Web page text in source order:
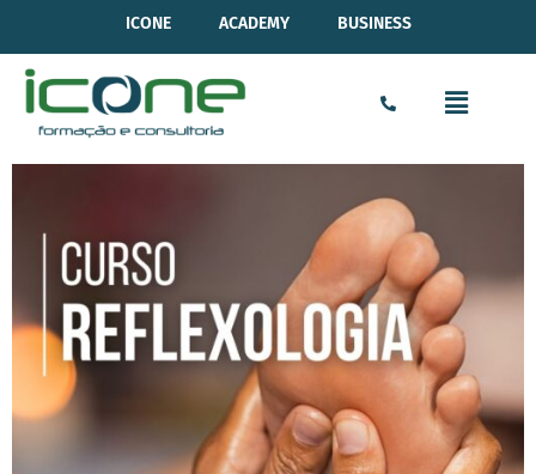
ICONE ACADEMY BUSINESS